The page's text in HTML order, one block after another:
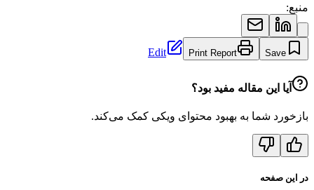
منبع:
Save
Print Report
Edit
آیا این مقاله مفید بود؟
بازخورد شما به بهبود محتوای ویکی کمک می‌کند.
در این صفحه